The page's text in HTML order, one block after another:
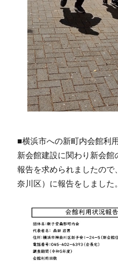
■横浜市への新町内会館利
新会館建設に関わり新会
報告を求められましたの
奈川区）に報告をしました。